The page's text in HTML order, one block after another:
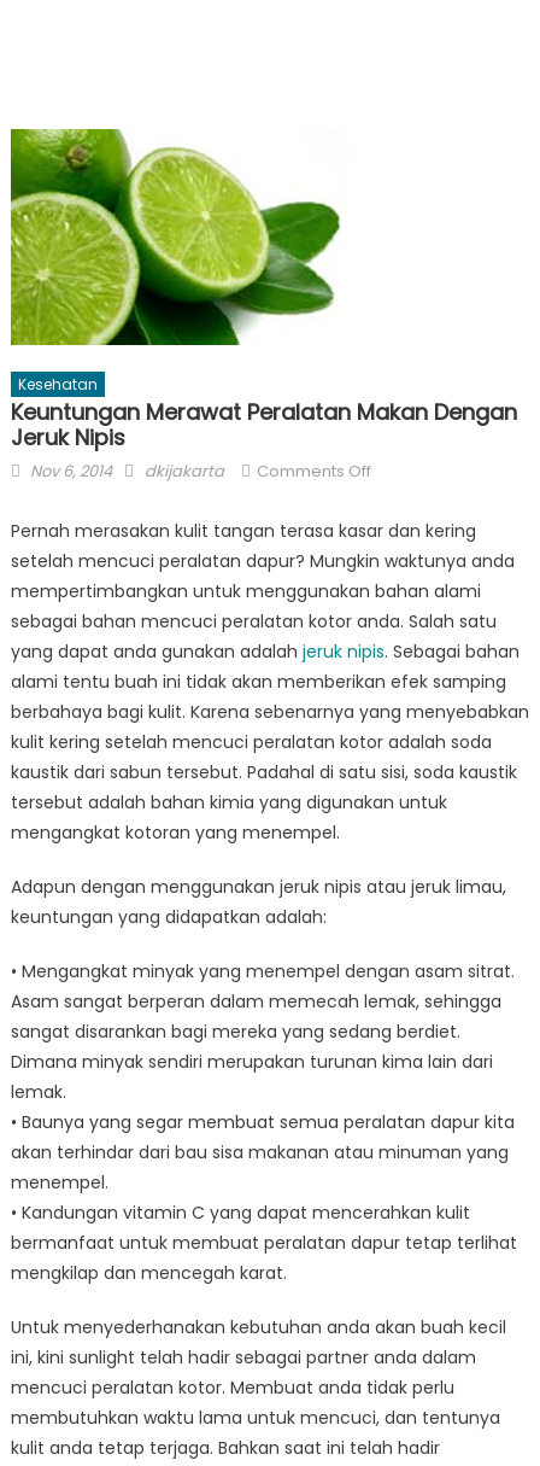
Kesehatan
Keuntungan Merawat Peralatan Makan Dengan
Jeruk Nipis
Posted
Nov 6, 2014 Author
dkijakarta Comments Offon
Merawat
Peralatan
Makan
Jeruk
Nipis
Pernah merasakan kulit tangan terasa kasar dan kering
setelah mencuci peralatan dapur? Mungkin waktunya anda
mempertimbangkan untuk menggunakan bahan alami
sebagai bahan mencuci peralatan kotor anda. Salah satu
yang dapat anda gunakan adalah jeruk nipis. Sebagai bahan
alami tentu buah ini tidak akan memberikan efek samping
berbahaya bagi kulit. Karena sebenarnya yang menyebabkan
kulit kering setelah mencuci peralatan kotor adalah soda
kaustik dari sabun tersebut. Padahal di satu sisi, soda kaustik
tersebut adalah bahan kimia yang digunakan untuk
mengangkat kotoran yang menempel.
Adapun dengan menggunakan jeruk nipis atau jeruk limau,
keuntungan yang didapatkan adalah:
• Mengangkat minyak yang menempel dengan asam sitrat.
Asam sangat berperan dalam memecah lemak, sehingga
sangat disarankan bagi mereka yang sedang berdiet.
Dimana minyak sendiri merupakan turunan kima lain dari
lemak.
• Baunya yang segar membuat semua peralatan dapur kita
akan terhindar dari bau sisa makanan atau minuman yang
menempel.
• Kandungan vitamin C yang dapat mencerahkan kulit
bermanfaat untuk membuat peralatan dapur tetap terlihat
mengkilap dan mencegah karat.
Untuk menyederhanakan kebutuhan anda akan buah kecil
ini, kini sunlight telah hadir sebagai partner anda dalam
mencuci peralatan kotor. Membuat anda tidak perlu
membutuhkan waktu lama untuk mencuci, dan tentunya
kulit anda tetap terjaga. Bahkan saat ini telah hadir